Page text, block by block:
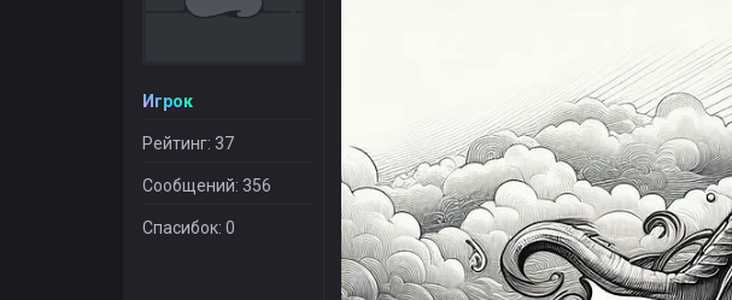
Игрок
Рейтинг: 37
Сообщений: 356
Спасибок: 0